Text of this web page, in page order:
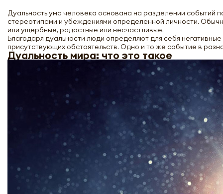
Дуальность ума человека основана на разделении событий
стереотипами и убеждениями определенной личности.
или ущербные, радостные или несчастливые.
Благодаря дуальности люди определяют для себя
присутствующих обстоятельств. Одно и то же событие в
Дуальность мира: что это такое